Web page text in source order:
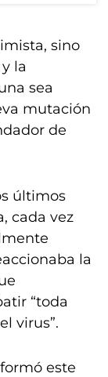
sino
la
sea
mutación
de
últimos
cada vez
la
“toda
virus”.
este